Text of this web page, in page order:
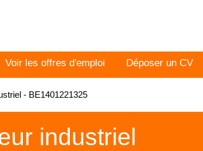
Voir les offres d'emploi Déposer un CV
- BE1401221325
industriel